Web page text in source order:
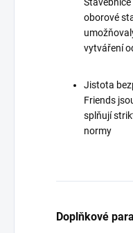
oborové
vytváření
Jistota
Friends
splňují
normy
Doplňkové